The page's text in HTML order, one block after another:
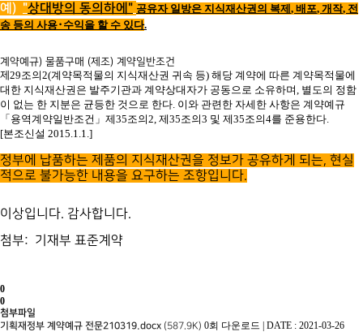
예) "상대방의 동의하에" 공유자 일방은 지식재산권의 복제 , 배포, 개작, 전
송 등의 사용･ 수익을 할 수 있다.
계약예규) 물품구매 (제조) 계약일반조건
제 29조의2(계약목적물의 지식재산권 귀속 등) 해당 계약에 따른 계약목적물에
대한 지식재산권은 발주기관과 계약상대자가 공동으로 소유하며, 별도의 정함
이 없는 한 지분은 균등한 것으로 한다. 이와 관련한 자세한 사항은 계약예규
「 용역계약일반조건 」 제35조의2, 제35조의3 및 제35조의4를 준용한다.
[본조신설 2015.1.1.]
정부에 납품하는 제품의 지식재산권을 정보가 공유하게 되는, 현실
적으로 불가능한 내용을 요구하는 조항입니다.
이상입니다. 감사합니다.
첨부: 기재부 표준계약
0
0
첨부파일
기획재정부 계약예규 전문210319.docx (587.9K) 0회 다운로드
DATE : 2021-03-26